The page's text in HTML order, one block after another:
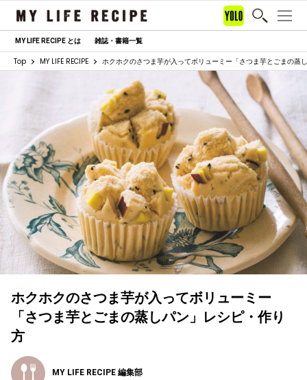
MY LIFE RECIPE とは 雑誌・書籍一覧
Top MY LIFE RECIPE ホクホクのさつま芋が入ってボリューミー「さつま芋とごまの蒸
ホクホクのさつま芋が入ってボリューミー
「さつま芋とごまの蒸しパン」レシピ・作り
方
MY LIFE RECIPE 編集部